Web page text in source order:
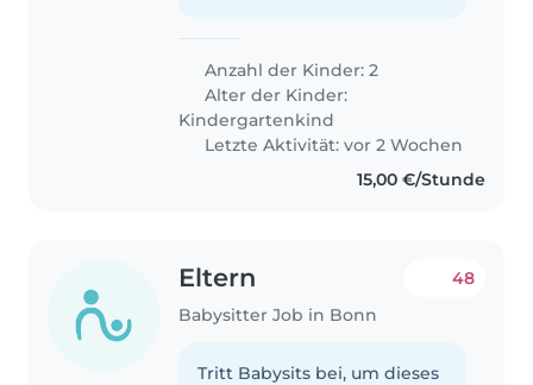
Anzahl der Kinder: 2
Alter der Kinder:
Kindergartenkind
Letzte Aktivität: vor 2 Wochen
15,00 €/Stunde
Eltern
Babysitter Job in Bonn
48
Tritt Babysits bei, um dieses